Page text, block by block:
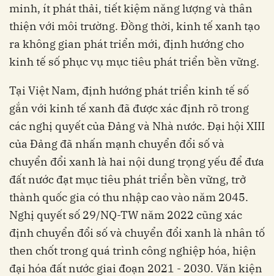
minh, ít phát thải, tiết kiệm năng lượng và thân
thiện với môi trường. Đồng thời, kinh tế xanh tạo
ra không gian phát triển mới, định hướng cho
kinh tế số phục vụ mục tiêu phát triển bền vững.
Tại Việt Nam, định hướng phát triển kinh tế số
gắn với kinh tế xanh đã được xác định rõ trong
các nghị quyết của Đảng và Nhà nước. Đại hội XIII
của Đảng đã nhấn mạnh chuyển đổi số và
chuyển đổi xanh là hai nội dung trọng yếu để đưa
đất nước đạt mục tiêu phát triển bền vững, trở
thành quốc gia có thu nhập cao vào năm 2045.
Nghị quyết số 29/NQ-TW năm 2022 cũng xác
định chuyển đổi số và chuyển đổi xanh là nhân tố
then chốt trong quá trình công nghiệp hóa, hiện
đại hóa đất nước giai đoạn 2021 - 2030. Văn kiện